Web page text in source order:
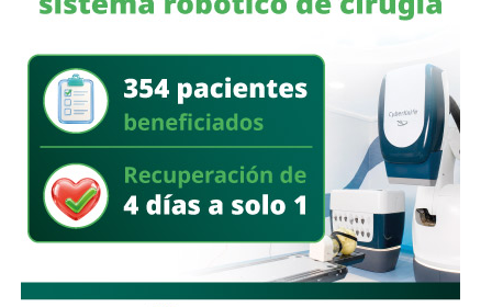
delincuentes y asegura armas durante operativos en SLP